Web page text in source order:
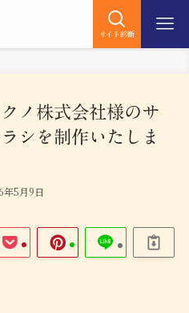
サイト診断
ノ株式会社様のサ
シを制作いたしま
年5月9日